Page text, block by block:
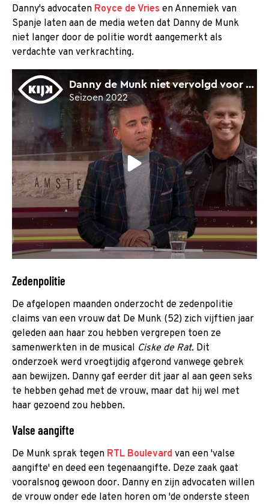
Danny's advocaten Royce de Vries en Annemiek van
Spanje laten aan de media weten dat Danny de Munk
niet langer door de politie wordt aangemerkt als
verdachte van verkrachting.
Zedenpolitie
De afgelopen maanden onderzocht de zedenpolitie
claims van een vrouw dat De Munk (52) zich vijftien jaar
geleden aan haar zou hebben vergrepen toen ze
samenwerkten in de musical Ciske de Rat. Dit
onderzoek werd vroegtijdig afgerond vanwege gebrek
aan bewijzen. Danny gaf eerder dit jaar al aan geen seks
te hebben gehad met de vrouw, maar dat hij wel met
haar gezoend zou hebben.
Valse aangifte
De Munk sprak tegen RTL Boulevard van een 'valse
aangifte' en deed een tegenaangifte. Deze zaak gaat
vooralsnog gewoon door. Danny en zijn advocaten willen
de vrouw onder ede laten horen om 'de onderste steen